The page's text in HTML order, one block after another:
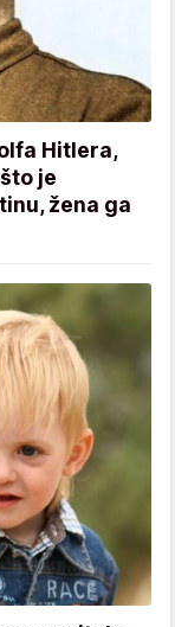
Hitlera,
je
žena ga